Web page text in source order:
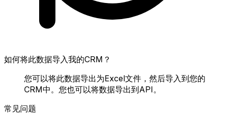
如何将此数据导入我的CRM？
您可以将此数据导出为Excel文件，然后导入到您的
CRM中。您也可以将数据导出到API。
常见问题